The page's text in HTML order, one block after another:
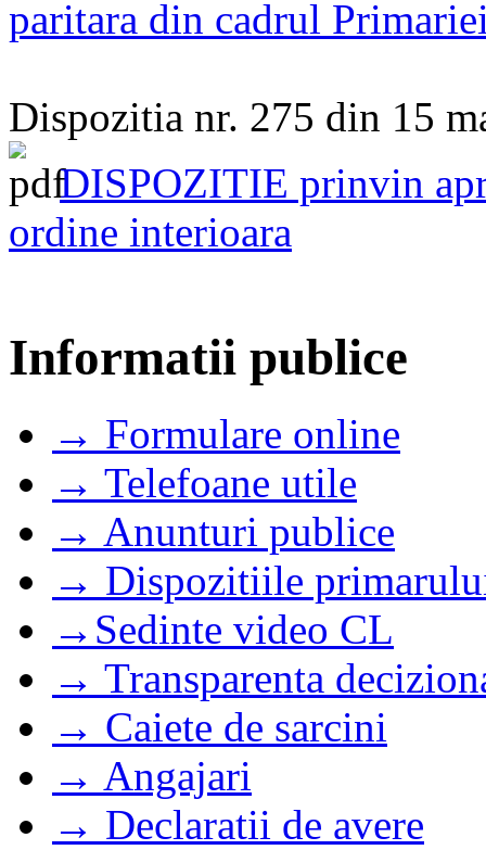
paritara din cadrul
Dispozitia nr. 275 din 15
DISPOZITIE prinvin
ordine interioara
Informatii publice
→ Formulare online
→ Telefoane utile
→ Anunturi publice
→ Dispozitiile
→Sedinte video CL
→ Transparenta
→ Caiete de sarcini
→ Angajari
→ Declaratii de avere